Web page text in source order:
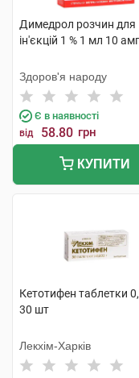
Димедрол розчин для
ін'єкцій 1 % 1 мл 10
Здоров'я народу
Є в наявності
від 58.80 грн
КУПИТИ
Кетотифен таблетки
30 шт
Лекхім-Харків